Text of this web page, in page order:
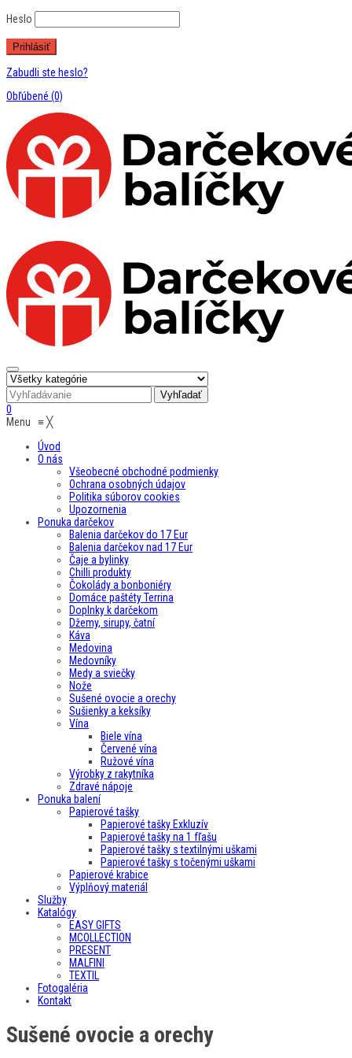
Heslo
Zabudli ste heslo?
Obľúbené (0)
0
Menu ≡╳
Úvod
O nás
Všeobecné obchodné podmienky
Ochrana osobných údajov
Politika súborov cookies
Upozornenia
Ponuka darčekov
Balenia darčekov do 17 Eur
Balenia darčekov nad 17 Eur
Čaje a bylinky
Chilli produkty
Čokolády a bonboniéry
Domáce paštéty Terrina
Doplnky k darčekom
Džemy, sirupy, čatní
Káva
Medovina
Medovníky
Medy a sviečky
Nože
Sušené ovocie a orechy
Sušienky a keksíky
Vína
Biele vína
Červené vína
Ružové vína
Výrobky z rakytníka
Zdravé nápoje
Ponuka balení
Papierové tašky
Papierové tašky Exkluzív
Papierové tašky na 1 fľašu
Papierové tašky s textilnými uškami
Papierové tašky s točenými uškami
Papierové krabice
Výplňový materiál
Služby
Katalógy
EASY GIFTS
MCOLLECTION
PRESENT
MALFINI
TEXTIL
Fotogaléria
Kontakt
Sušené ovocie a orechy